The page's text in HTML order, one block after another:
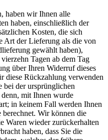
haben wir Ihnen alle
haben, einschließlich der
Kosten, die sich
Art der Lieferung als die von
gewählt haben),
Tagen ab dem Tag
über Ihren Widerruf dieses
diese Rückzahlung verwenden
bei der ursprünglichen
denn, mit Ihnen wurde
in keinem Fall werden Ihnen
Wir können die
Waren wieder zurückerhalten
haben, dass Sie die